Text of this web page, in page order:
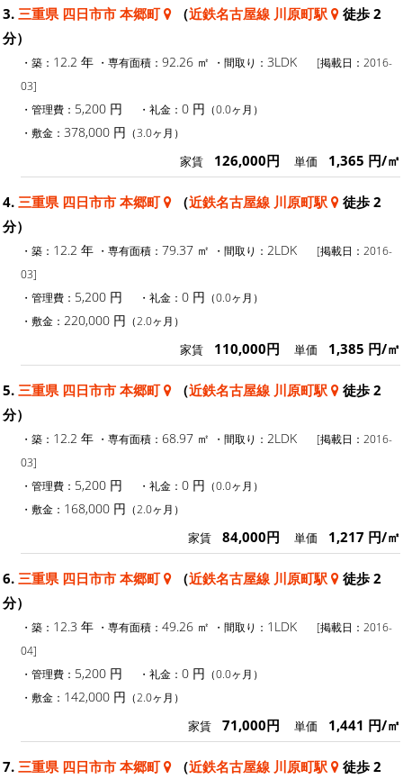
3. 三重県 四日市市 本郷町 （近鉄名古屋線 川原町駅
徒歩 2
分）
・築： 12.2 年 ・専有面積： 92.26 ㎡ ・間取り： 3LDK
[掲載日：2016-
03]
・管理費： 5,200 円 ・礼金： 0 円 （0.0ヶ月）
・敷金： 378,000 円 （3.0ヶ月）
家賃 126,000円 単価 1,365 円/㎡
4. 三重県 四日市市 本郷町 （近鉄名古屋線 川原町駅
徒歩 2
分）
・築： 12.2 年 ・専有面積： 79.37 ㎡ ・間取り： 2LDK
[掲載日：2016-
03]
・管理費： 5,200 円 ・礼金： 0 円 （0.0ヶ月）
・敷金： 220,000 円 （2.0ヶ月）
家賃 110,000円 単価 1,385 円/㎡
5. 三重県 四日市市 本郷町 （近鉄名古屋線 川原町駅
徒歩 2
分）
・築： 12.2 年 ・専有面積： 68.97 ㎡ ・間取り： 2LDK
[掲載日：2016-
03]
・管理費： 5,200 円 ・礼金： 0 円 （0.0ヶ月）
・敷金： 168,000 円 （2.0ヶ月）
家賃 84,000円 単価 1,217 円/㎡
6. 三重県 四日市市 本郷町 （近鉄名古屋線 川原町駅
徒歩 2
分）
・築： 12.3 年 ・専有面積： 49.26 ㎡ ・間取り： 1LDK
[掲載日：2016-
04]
・管理費： 5,200 円 ・礼金： 0 円 （0.0ヶ月）
・敷金： 142,000 円 （2.0ヶ月）
家賃 71,000円 単価 1,441 円/㎡
7. 三重県 四日市市 本郷町 （近鉄名古屋線 川原町駅
徒歩 2